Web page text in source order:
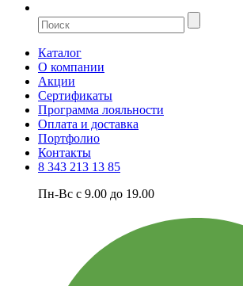
Каталог
О компании
Акции
Сертификаты
Программа лояльности
Оплата и доставка
Портфолио
Контакты
8 343 213 13 85
Пн-Вс с 9.00 до 19.00